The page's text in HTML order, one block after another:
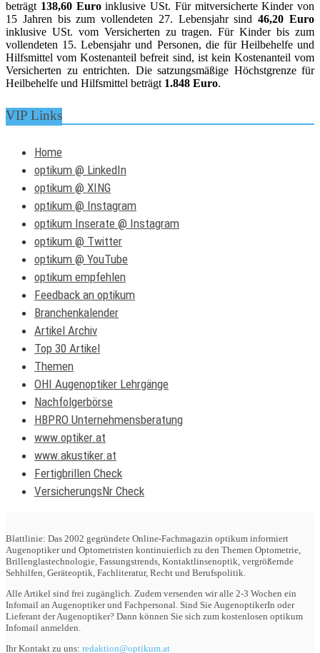
beträgt 138,60 Euroinklusive USt. Für mitversicherte Kinder von
15 Jahren bis zum vollendeten 27. Lebensjahr sind46,20 Euro
inklusive USt. vom Versicherten zu tragen. Für Kinder bis zum
vollendeten 15. Lebensjahr und Personen, die für Heilbehelfe und
Hilfsmittel vom Kostenanteil befreit sind, ist kein Kostenanteil vom
Versicherten zu entrichten. Die satzungsmäßige Höchstgrenze für
Heilbehelfe und Hilfsmittel beträgt 1.848 Euro.
VIP Links
Home
optikum @ LinkedIn
optikum @ XING
optikum @ Instagram
optikum Inserate @ Instagram
optikum @ Twitter
optikum @ YouTube
optikum empfehlen
Feedback an optikum
Branchenkalender
Artikel Archiv
Top 30 Artikel
Themen
OHI Augenoptiker Lehrgänge
Nachfolgerbörse
HBPRO Unternehmensberatung
www.optiker.at
www.akustiker.at
Fertigbrillen Check
VersicherungsNr Check
Blattlinie: Das 2002 gegründete Online-Fachmagazin optikum informiert
Augenoptiker und Optometristen kontinuierlich zu den Themen Optometrie,
Brillenglastechnologie, Fassungstrends, Kontaktlinsenoptik, vergrößernde
Sehhilfen, Geräteoptik, Fachliteratur, Recht und Berufspolitik.
Alle Artikel sind frei zugänglich. Zudem versenden wir alle 2-3 Wochen ein
Infomail an Augenoptiker und Fachpersonal. Sind Sie AugenoptikerIn oder
Lieferant der Augenoptiker? Dann können Sie sich zum kostenlosen optikum
Infomail anmelden.
Ihr Kontakt zu uns: redaktion@optikum.at